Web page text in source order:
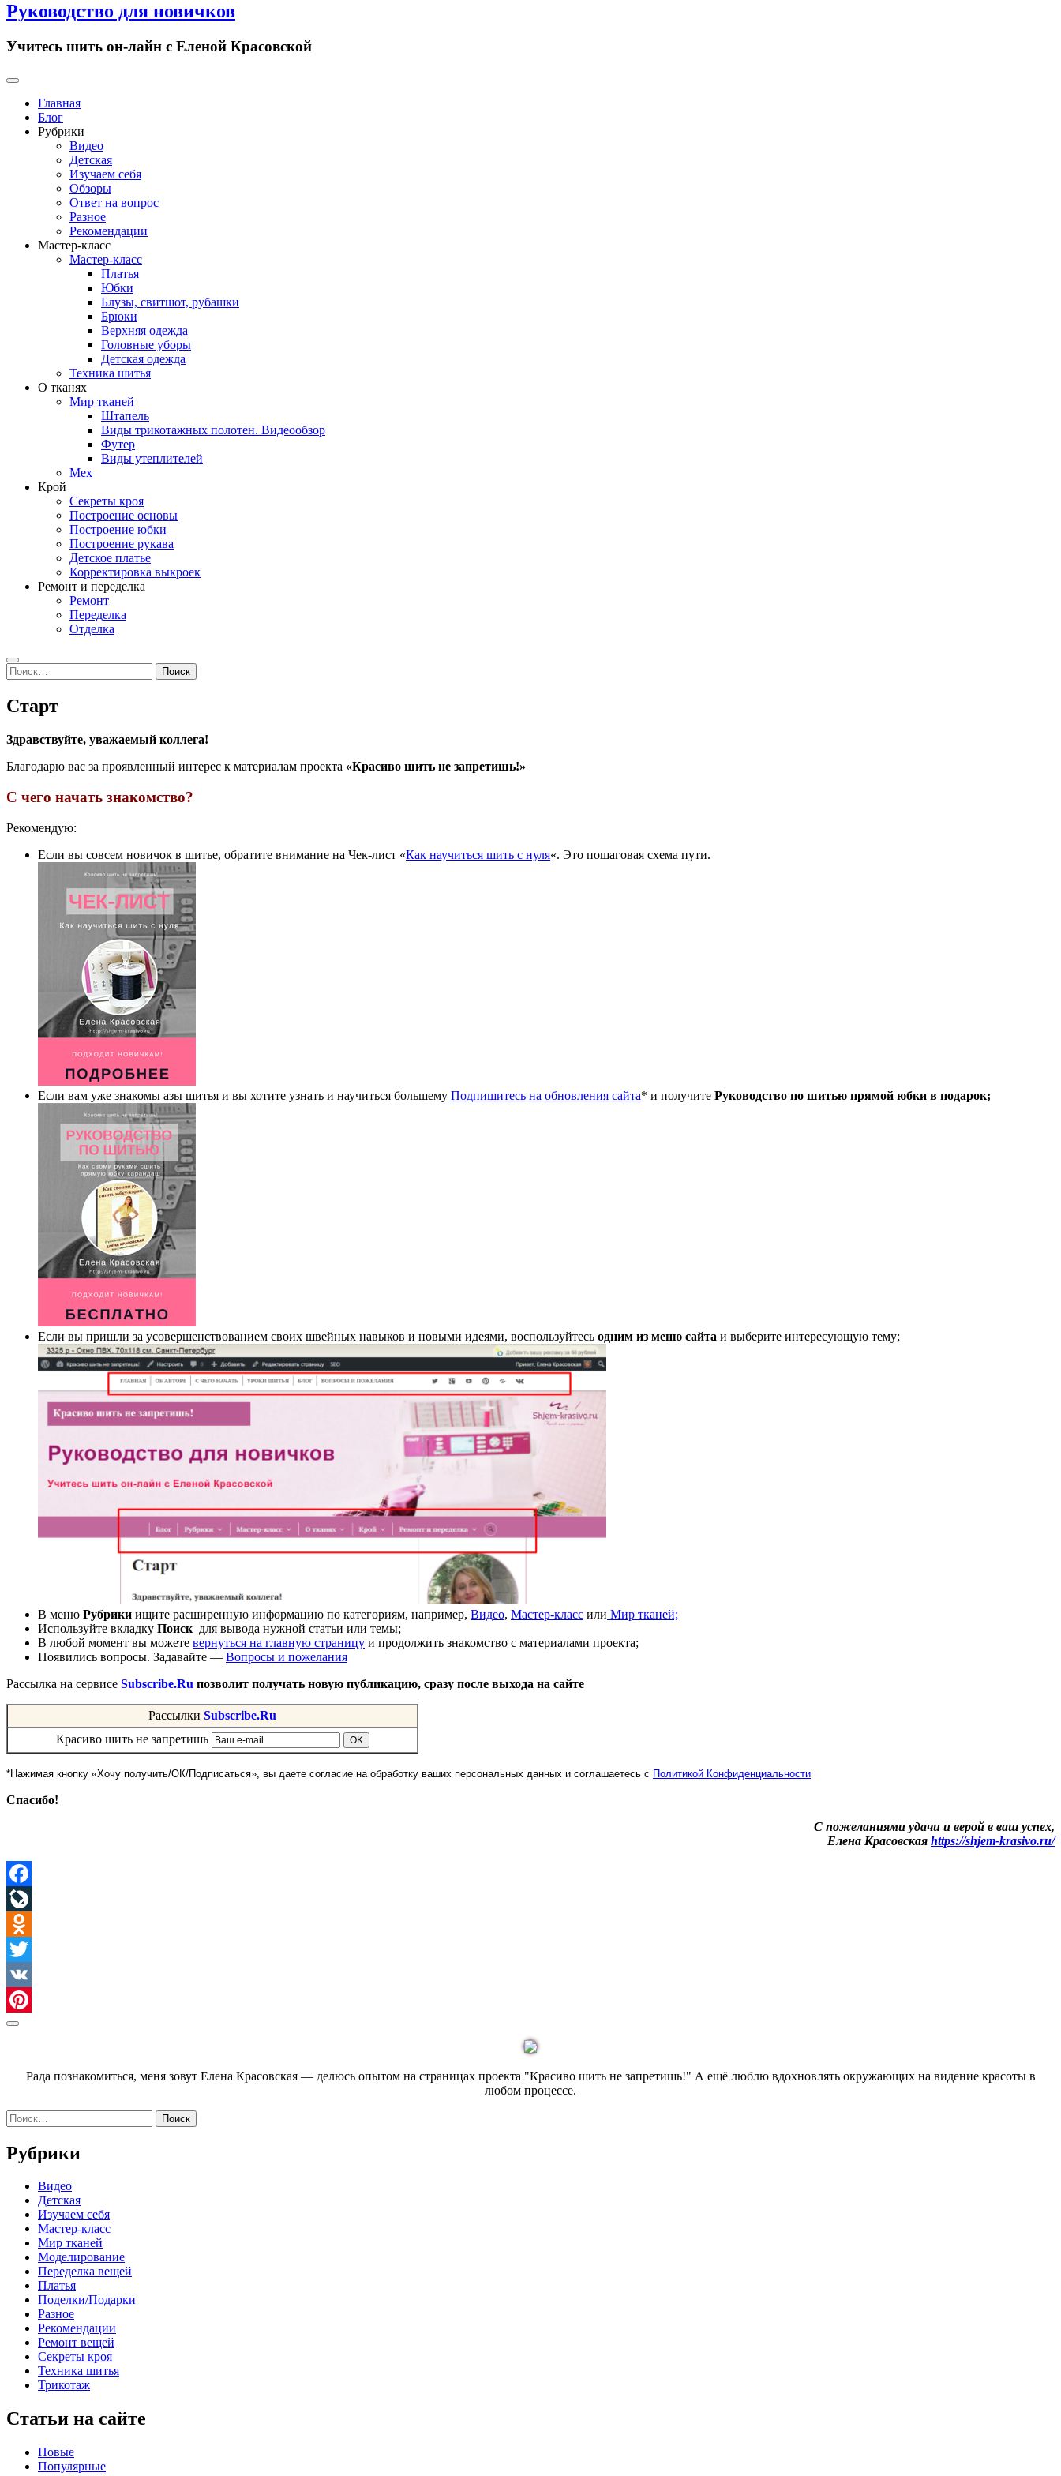
Руководство для новичков
Учитесь шить он-лайн с Еленой Красовской
Primary
Главная
Блог
Рубрики
Видео
Детская
Изучаем себя
Обзоры
Ответ на вопрос
Разное
Рекомендации
Мастер-класс
Мастер-класс
Платья
Юбки
Блузы, свитшот, рубашки
Брюки
Верхняя одежда
Головные уборы
Детская одежда
Техника шитья
О тканях
Мир тканей
Штапель
Виды трикотажных полотен. Видеообзор
Футер
Виды утеплителей
Мех
Крой
Секреты кроя
Построение основы
Построение юбки
Построение рукава
Детское платье
Корректировка выкроек
Ремонт и переделка
Ремонт
Переделка
Отделка
Search
Найти:
Старт
Здравствуйте, уважаемый коллега!
Благодарю вас за проявленный интерес к материалам проекта «Красиво шить не запретишь!»
С чего начать знакомство?
Рекомендую:
Если вы совсем новичок в шитье, обратите внимание на Чек-лист «Как научиться шить с нуля«. Это пошаговая схема пути.
Если вам уже знакомы азы шитья и вы хотите узнать и научиться большему Подпишитесь на обновления сайта* и получите Руководство по шитью прямой юбки в подарок;
Если вы пришли за усовершенствованием своих швейных навыков и новыми идеями, воспользуйтесь одним из меню сайта и выберите интересующую тему;
В меню Рубрики ищите расширенную информацию по категориям, например, Видео, Мастер-класс или Мир тканей;
Используйте вкладку Поиск для вывода нужной статьи или темы;
В любой момент вы можете вернуться на главную страницу и продолжить знакомство с материалами проекта;
Появились вопросы. Задавайте — Вопросы и пожелания
Рассылка на сервисе Subscribe.Ru позволит получать новую публикацию, сразу после выхода на сайте
Рассылки Subscribe.Ru
Красиво шить не запретишь
*Нажимая кнопку «Хочу получить/ОК/Подписаться», вы даете согласие на обработку ваших персональных данных и соглашаетесь с Политикой Конфиденциальности
Спасибо!
С пожеланиями удачи и верой в ваш успех,
Елена Красовская https://shjem-krasivo.ru/
Facebook
LiveJournal
Odnoklassniki
Twitter
VK
Pinterest
Sidebar
Рада познакомиться, меня зовут Елена Красовская — делюсь опытом на страницах проекта "Красиво шить не запретишь!" А ещё люблю вдохновлять окружающих на видение красоты в
любом процессе.
Найти:
Рубрики
Видео
Детская
Изучаем себя
Мастер-класс
Мир тканей
Моделирование
Переделка вещей
Платья
Поделки/Подарки
Разное
Рекомендации
Ремонт вещей
Секреты кроя
Техника шитья
Трикотаж
Статьи на сайте
Новые
Популярные